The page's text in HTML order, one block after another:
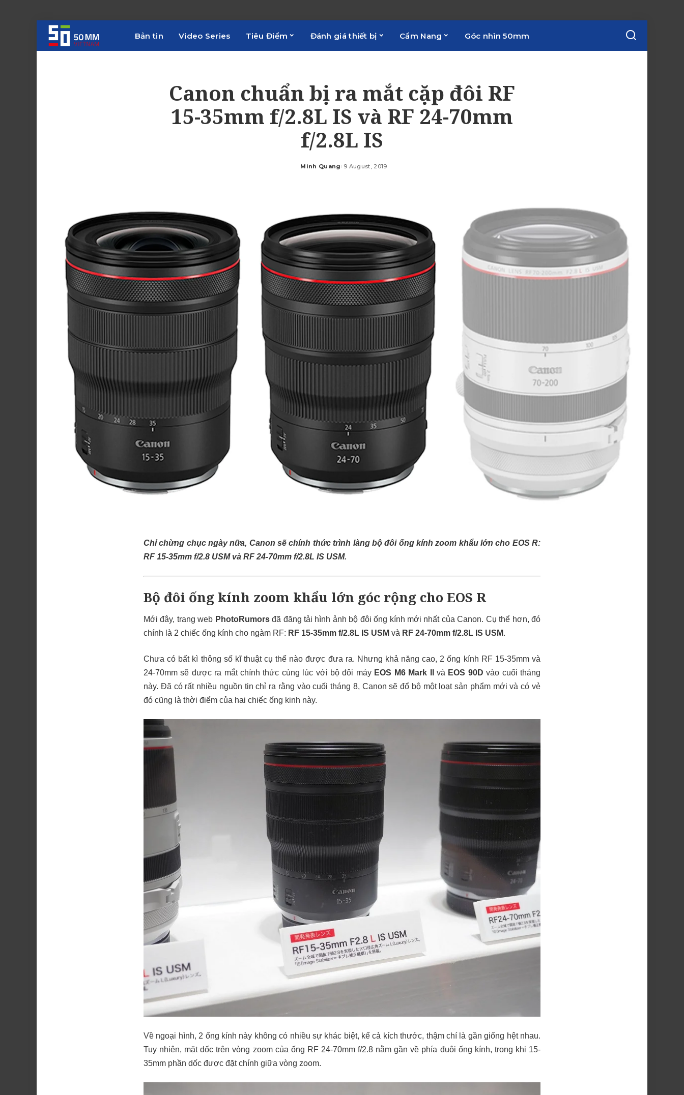
Bản tin Video Series Tiêu Điểm Đánh giá thiết bị Cẩm Nang Góc nhìn 50mm
Canon chuẩn bị ra mắt cặp đôi RF
15-35mm f/2.8L IS và RF 24-70mm
f/2.8L IS
Posted
Minh Quang 9 August, 2019
Chỉ chừng chục ngày nữa, Canon sẽ chính thức trình làng bộ đôi ống kính zoom khẩu lớn cho EOS R:
RF 15-35mm f/2.8 USM và RF 24-70mm f/2.8L IS USM.
Bộ đôi ống kính zoom khẩu lớn góc rộng cho EOS R
Mới đây, trang web PhotoRumorsđã đăng tải hình ảnh bộ đôi ống kính mới nhất của Canon. Cụ thể hơn, đó
chính là 2 chiếc ống kính cho ngàm RF: RF 15-35mm f/2.8L IS USM và RF 24-70mm f/2.8L IS USM.
Chưa có bất kì thông số kĩ thuật cụ thể nào được đưa ra. Nhưng khả năng cao, 2 ống kính RF 15-35mm và
24-70mm sẽ được ra mắt chính thức cùng lúc với bộ đôi máy EOS M6 Mark II và EOS 90D vào cuối tháng
này. Đã có rất nhiều nguồn tin chỉ ra rằng vào cuối tháng 8, Canon sẽ đổ bộ một loạt sản phẩm mới và có vẻ
đó cũng là thời điểm của hai chiếc ống kinh này.
Về ngoại hình, 2 ống kính này không có nhiều sự khác biệt, kể cả kích thước, thậm chí là gần giống hệt nhau.
Tuy nhiên, mặt dốc trên vòng zoom của ống RF 24-70mm f/2.8 nằm gần về phía đuôi ống kính, trong khi 15-
35mm phần dốc được đặt chính giữa vòng zoom.